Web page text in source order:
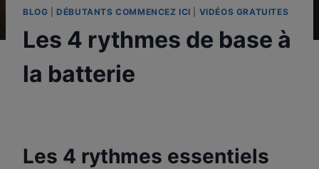
BLOG |DÉBUTANTS COMMENCEZ ICI VIDÉOS GRATUITES
Les 4 rythmes de base à
la batterie
Les 4 rythmes essentiels